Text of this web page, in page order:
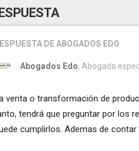
DE ABOGADOS EDO
Abogados Edo, Abogada
venta o transformación de
tendrá que preguntar por los
cumplirlos. Ademas de